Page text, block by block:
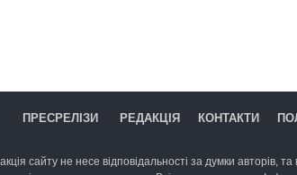
ПРЕСРЕЛІЗИ РЕДАКЦІЯ КОНТАКТИ
сайту не несе відповідальності за думки авторів,